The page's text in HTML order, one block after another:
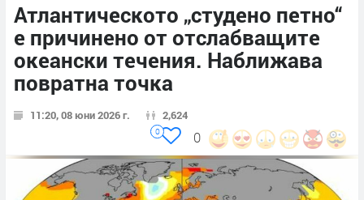
Атлантическото „студено петно“
е причинено от отслабващите
океански течения. Наближава
повратна точка
11:20, 08 юни 2026 г. 2,624
0
0